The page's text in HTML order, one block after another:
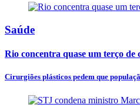
Saúde
Rio concentra quase um terço de
Cirurgiões plásticos pedem que